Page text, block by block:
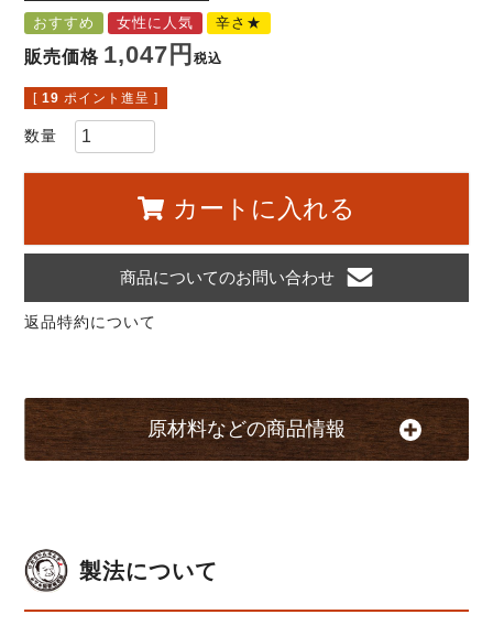
おすすめ 女性に人気 辛さ★
販売価格 1,047 税込
[ 19 ポイント進呈 ]
カートに入れる
商品についてのお問い合わせ
返品特約について
原材料などの商品情報
製法について